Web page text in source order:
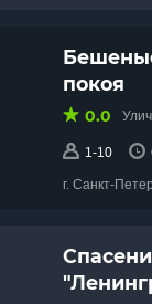
покоя
0.0
1-10
г. Санкт-